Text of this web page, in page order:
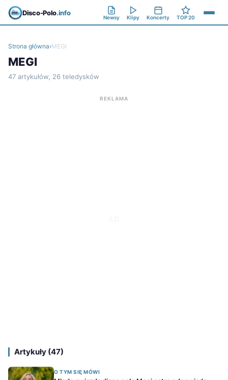
Disco-Polo.info
Newsy Klipy Koncerty TOP 20
Strona główna›MEGI
MEGI
47 artykułów, 26 teledysków
REKLAMA
Artykuły (47)
O TYM SIĘ MÓWI